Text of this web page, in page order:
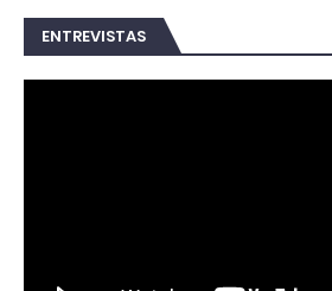
ENTREVISTAS